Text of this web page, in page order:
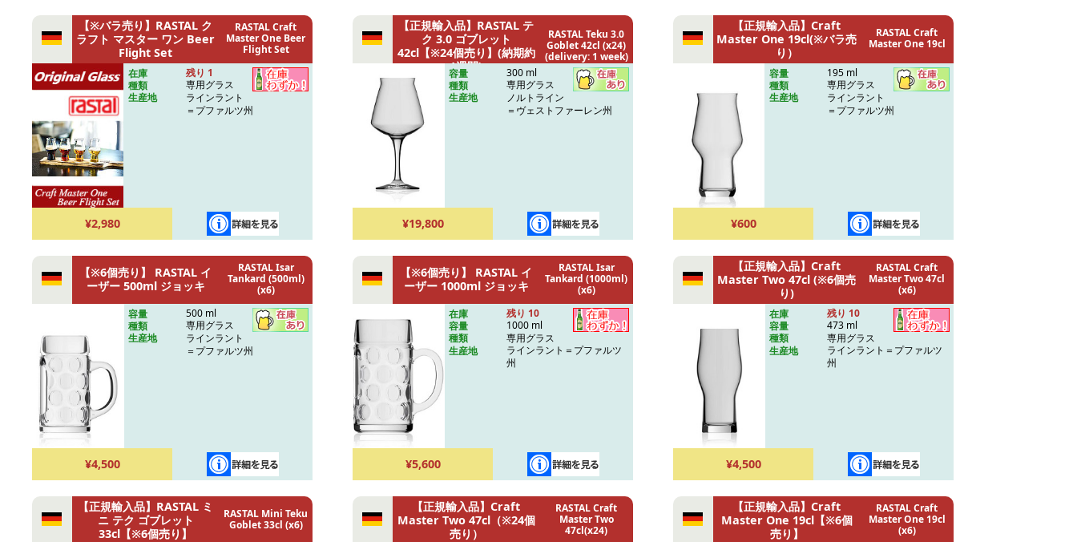
【※バラ売り】RASTAL ク
ラフト マスター ワン Beer
Flight Set
RASTAL Craft
Master One Beer
Flight Set
在庫
残り 1
種類
専用グラス
生産地
ラインラント
＝プファルツ州
¥2,980
【正規輸入品】RASTAL テ
ク 3.0 ゴブレット
42cl【※24個売り】(納期約
1週間)
RASTAL Teku 3.0
Goblet 42cl (x24)
(delivery: 1 week)
容量
300 ml
種類
専用グラス
生産地
ノルトライン
＝ヴェストファーレン州
¥19,800
【正規輸入品】Craft
Master One 19cl(※バラ売
り）
RASTAL Craft
Master One 19cl
容量
195 ml
種類
専用グラス
生産地
ラインラント
＝プファルツ州
¥600
【※6個売り】 RASTAL イ
ーザー 500ml ジョッキ
RASTAL Isar
Tankard (500ml)
(x6)
容量
500 ml
種類
専用グラス
生産地
ラインラント
＝プファルツ州
¥4,500
【※6個売り】 RASTAL イ
ーザー 1000ml ジョッキ
RASTAL Isar
Tankard (1000ml)
(x6)
在庫
残り 10
容量
1000 ml
種類
専用グラス
生産地
ラインラント＝プファルツ
州
¥5,600
【正規輸入品】Craft
Master Two 47cl (※6個売
り)
RASTAL Craft
Master Two 47cl
(x6)
在庫
残り 10
容量
473 ml
種類
専用グラス
生産地
ラインラント＝プファルツ
州
¥4,500
【正規輸入品】RASTAL ミ
ニ テク ゴブレット
33cl【※6個売り】
RASTAL Mini Teku
Goblet 33cl (x6)
【正規輸入品】Craft
Master Two 47cl（※24個
売り）
RASTAL Craft
Master Two
47cl(x24)
【正規輸入品】Craft
Master One 19cl【※6個
売り】
RASTAL Craft
Master One 19cl
(x6)